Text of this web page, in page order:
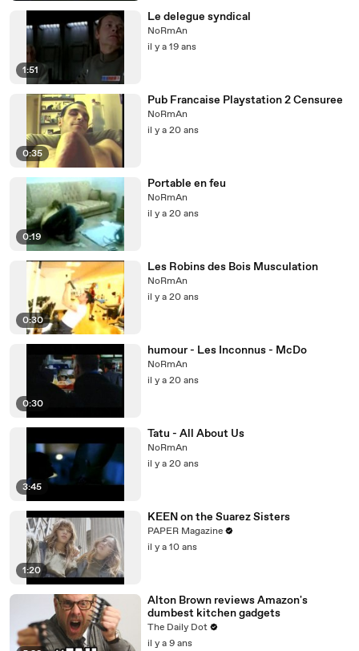
1:51
Le delegue syndical
NoRmAn
il y a 19 ans
0:35
Pub Francaise Playstation 2 Censuree
NoRmAn
il y a 20 ans
0:19
Portable en feu
NoRmAn
il y a 20 ans
0:30
Les Robins des Bois Musculation
NoRmAn
il y a 20 ans
0:30
humour - Les Inconnus - McDo
NoRmAn
il y a 20 ans
3:45
Tatu - All About Us
NoRmAn
il y a 20 ans
1:20
KEEN on the Suarez Sisters
PAPER Magazine
il y a 10 ans
Alton Brown reviews Amazon's
dumbest kitchen gadgets
The Daily Dot
il y a 9 ans